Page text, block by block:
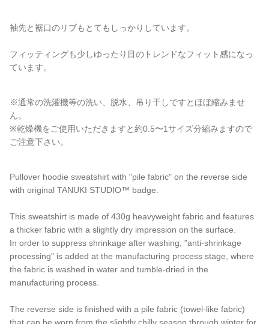
袖先と裾口のリブもとてもしっかりしています。
フィッティングも少しゆったり目のトレンドなフィット感になっ
ています。
※通常の洗濯機等の洗い、脱水、吊り干しですとほぼ縮みませ
ん。
※乾燥機をご使用いただきますと約0.5〜1サイズ分縮みますので
ご注意下さい。
Pullover hoodie sweatshirt with "pile fabric" on the reverse side
with original TANUKI STUDIO™️ badge.
This sweatshirt is made of 430g heavyweight fabric and features
a thicker fabric with a slightly dry impression on the surface.
In order to suppress shrinkage after washing, "anti-shrinkage
processing" is added at the manufacturing process stage, where
the fabric is washed in water and tumble-dried in the
manufacturing process.
The reverse side is finished with a pile fabric (towel-like fabric)